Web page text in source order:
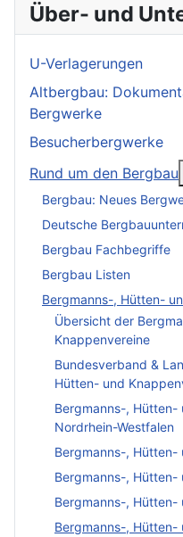
Über- und
U-Verlagerungen
Altbergbau:
Bergwerke
Besucherbergwerke
Rund um den Bergbau
Bergbau: Neues
Deutsche
Bergbau Fachbegriffe
Bergbau Listen
Bergmanns-, Hütten-
Übersicht der
Knappenvereine
Bundesverband &
Hütten- und
Bergmanns-, Hütten-
Nordrhein-Westfalen
Bergmanns-, Hütten-
Bergmanns-, Hütten-
Bergmanns-, Hütten-
Bergmanns-, Hütten-